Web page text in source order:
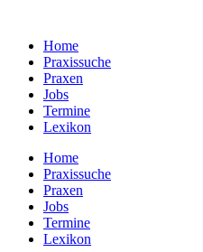
wechselnHome
Praxissuche
Praxen
Jobs
Termine
Lexikon
Home
Praxissuche
Praxen
Jobs
Termine
Lexikon